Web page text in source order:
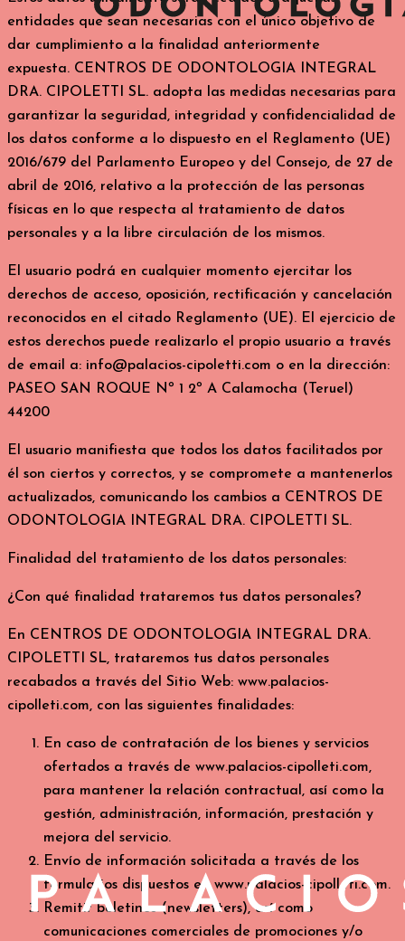
entidades que sean necesarias con el único objetivo de
dar cumplimiento a la finalidad anteriormente
expuesta. CENTROS DE ODONTOLOGIA INTEGRAL
DRA. CIPOLETTI SL. adopta las medidas necesarias para
garantizar la seguridad, integridad y confidencialidad de
los datos conforme a lo dispuesto en el Reglamento (UE)
2016/679 del Parlamento Europeo y del Consejo, de 27 de
abril de 2016, relativo a la protección de las personas
físicas en lo que respecta al tratamiento de datos
personales y a la libre circulación de los mismos.
El usuario podrá en cualquier momento ejercitar los
derechos de acceso, oposición, rectificación y cancelación
reconocidos en el citado Reglamento (UE). El ejercicio de
estos derechos puede realizarlo el propio usuario a través
de email a: info@palacios-cipoletti.com o en la dirección:
PASEO SAN ROQUE Nº 1 2º A Calamocha (Teruel)
44200
El usuario manifiesta que todos los datos facilitados por
él son ciertos y correctos, y se compromete a mantenerlos
actualizados, comunicando los cambios a CENTROS DE
ODONTOLOGIA INTEGRAL DRA. CIPOLETTI SL.
Finalidad del tratamiento de los datos personales:
¿Con qué finalidad trataremos tus datos personales?
En CENTROS DE ODONTOLOGIA INTEGRAL DRA.
CIPOLETTI SL, trataremos tus datos personales
recabados a través del Sitio Web: www.palacios-
cipolleti.com, con las siguientes finalidades:
En caso de contratación de los bienes y servicios
ofertados a través de www.palacios-cipolleti.com,
para mantener la relación contractual, así como la
gestión, administración, información, prestación y
mejora del servicio.
Envío de información solicitada a través de los
formularios dispuestos en www.palacios-cipolleti.com.
Remitir boletines (newsletters), así como
comunicaciones comerciales de promociones y/o